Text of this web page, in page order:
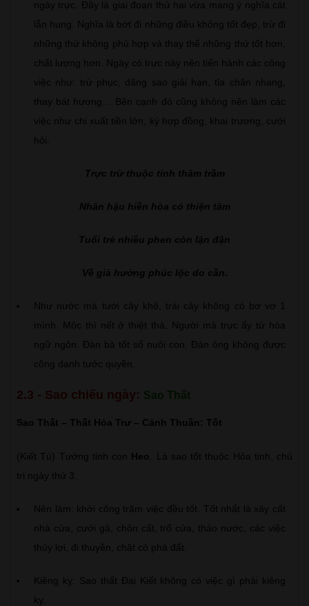
ngày trực. Đây là giai đoạn thứ hai vừa mang ý nghĩa cát
lẫn hung. Nghĩa là bớt đi những điều không tốt đẹp, trừ đi
những thứ không phù hợp và thay thế những thứ tốt hơn,
chất lượng hơn. Ngày có trực này nên tiến hành các công
việc như: trừ phục, dâng sao giải hạn, tỉa chân nhang,
thay bát hương… Bên cạnh đó cũng không nên làm các
việc như chi xuất tiền lớn, ký hợp đồng, khai trương, cưới
hỏi.
Trực trừ thuộc tính thâm trầm
Nhân hậu hiền hòa có thiện tâm
Tuổi trẻ nhiều phen còn lận đận
Về già hưởng phúc lộc do cần.
Như nước mà tưới cây khô, trái cây không có bơ vơ 1
mình. Mộc thì nết ở thiệt thà, Người mà trực ấy từ hòa
ngữ ngôn. Đàn bà tốt số nuôi con. Đàn ông không được
công danh tước quyền.
2.3 - Sao chiếu ngày: Sao Thất
Sao Thất – Thất Hỏa Trư – Cảnh Thuần: Tốt
(Kiết Tú) Tướng tinh con Heo . Là sao tốt thuộc Hỏa tinh, chủ
trị ngày thứ 3.
Nên làm: khởi công trăm việc đều tốt. Tốt nhất là xây cất
nhà cửa, cưới gả, chôn cất, trổ cửa, tháo nước, các việc
thủy lợi, đi thuyền, chặt cỏ phá đất.
Kiêng kỵ: Sao thất Đại Kiết không có việc gì phải kiêng
kỵ.